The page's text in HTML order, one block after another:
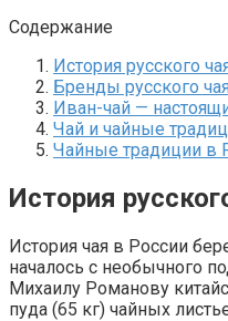
Содержание
История русского
Бренды русского
Иван-чай —
Чай и чайные
Чайные традиции в
История
История чая в России
началось с необычного
Михаилу Романову
пуда (65 кг) чайных